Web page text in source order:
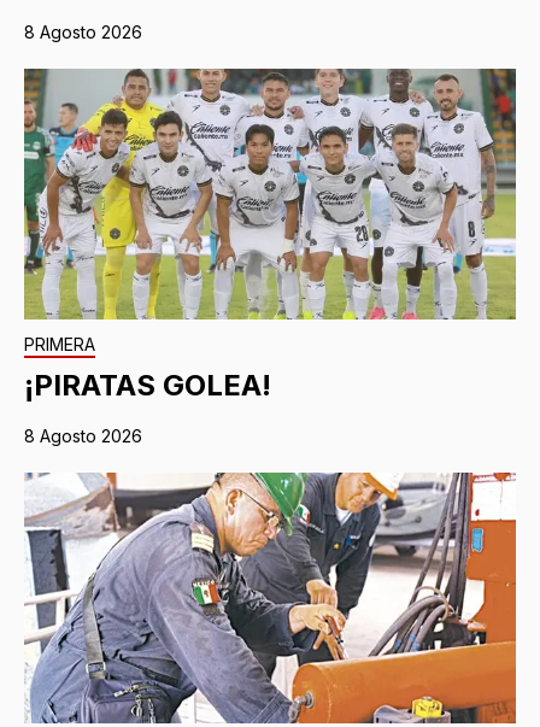
8 Agosto 2026
PRIMERA
¡PIRATAS GOLEA!
8 Agosto 2026